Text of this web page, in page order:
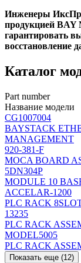
Инженеры
продукцией BAY
гарантировать
восстановление
Каталог
Part number
Название модели
CG1007004
BAYSTACK
MANAGEMENT
920-381-F
MOCA BOARD
5DN304P
MODULE 10
ACCELAR-1200
PLC RACK
13235
PLC RACK
MODEL5005
PLC RACK
Показать еще (12)